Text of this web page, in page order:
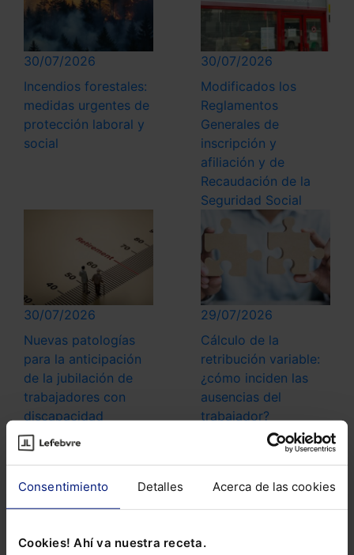
Consentimiento Detalles Acerca de las cookies
Cookies! Ahí va nuestra receta.
30/07/2026
Incendios forestales:
medidas urgentes de
protección laboral y
social
30/07/2026
Modificados los
Reglamentos
Generales de
inscripción y
afiliación y de
Recaudación de la
Seguridad Social
30/07/2026
Nuevas patologías
para la anticipación
de la jubilación de
trabajadores con
discapacidad
29/07/2026
Cálculo de la
retribución variable:
¿cómo inciden las
ausencias del
trabajador?
lo más leído
Anulada la Guía de la AEPD sobre control de
presencia mediante sistemas biométricos
Compliance: despido por incumplimiento del
Fallecimiento por golpe de calor: ¿accidente